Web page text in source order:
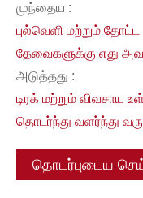
முந்தைய :
புல்வெளி மற்றும் தோட்ட
தேவைகளுக்கு எது
அடுத்தது :
டிரக் மற்றும் விவசாய
தொடர்ந்து வளர்ந்து
தொடர்புடைய